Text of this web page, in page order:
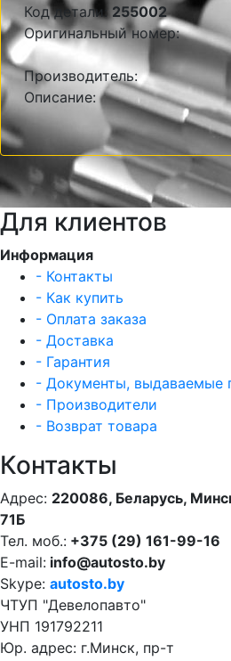
Код детали: 255002
Оригинальный номер:
Производитель:
Описание:
Для клиентов
Информация
- Контакты
- Как купить
- Оплата заказа
- Доставка
- Гарантия
- Документы, выдаваемые
- Производители
- Возврат товара
Контакты
Адрес: 220086, Беларусь,
71Б
Тел. моб.: +375 (29) 161-99-16
E-mail: info@autosto.by
Skype: autosto.by
ЧТУП "Девелопавто"
УНП 191792211
Юр. адрес: г.Минск, пр-т